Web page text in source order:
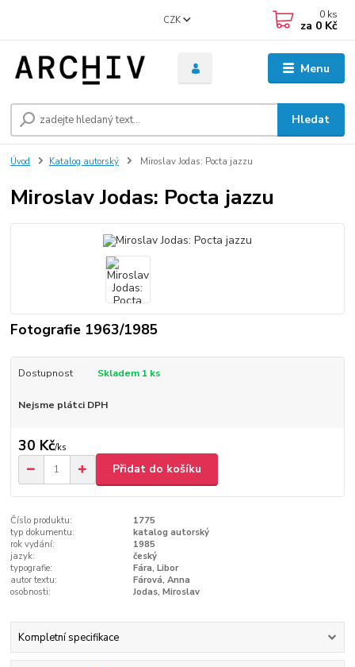
Menu
CZK
Hledat
0 ks
za 0 Kč
Úvod Katalog autorský Miroslav Jodas: Pocta jazzu
Miroslav Jodas: Pocta jazzu
Fotografie 1963/1985
Dostupnost Skladem 1 ks
Nejsme plátci DPH
30 Kč/ks
Přidat do košíku
Číslo produktu:
1775
typ dokumentu:
katalog autorský
rok vydání:
1985
jazyk:
český
typografie:
Fára, Libor
autor textu:
Fárová, Anna
osobnosti:
Jodas, Miroslav
Kompletní specifikace